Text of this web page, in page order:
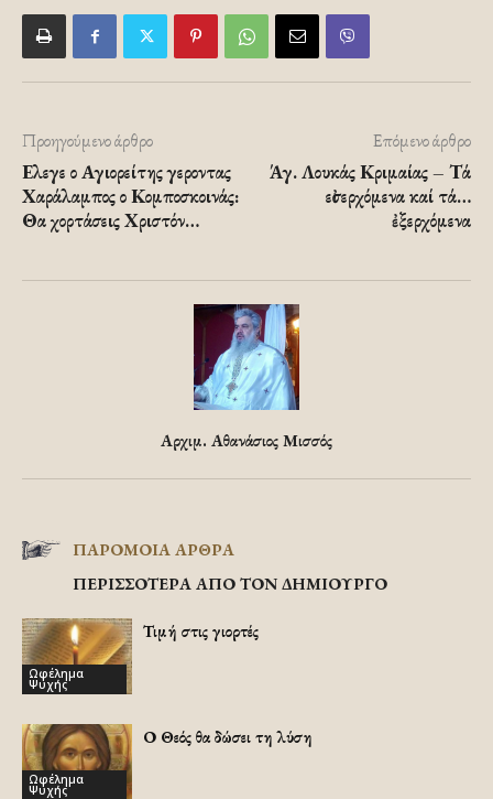
Προηγούμενο άρθρο
Ελεγε ο Αγιορείτης γεροντας
Χαράλαμπος ο Κομποσκοινάς:
Θα χορτάσεις Χριστόν…
Επόμενο άρθρο
Άγ. Λουκάς Κριμαίας – Τά
εἰσερχόμενα καί τά…
ἐξερχόμενα
Αρχιμ. Αθανάσιος Μισσός
ΠΑΡΟΜΟΙΑ ΑΡΘΡΑ
ΠΕΡΙΣΣΟΤΕΡΑ ΑΠΟ ΤΟΝ ΔΗΜΙΟΥΡΓΟ
Ωφέλημα
Ψυχής
Τιμή στις γιορτές
Ωφέλημα
Ψυχής
Ο Θεός θα δώσει τη λύση